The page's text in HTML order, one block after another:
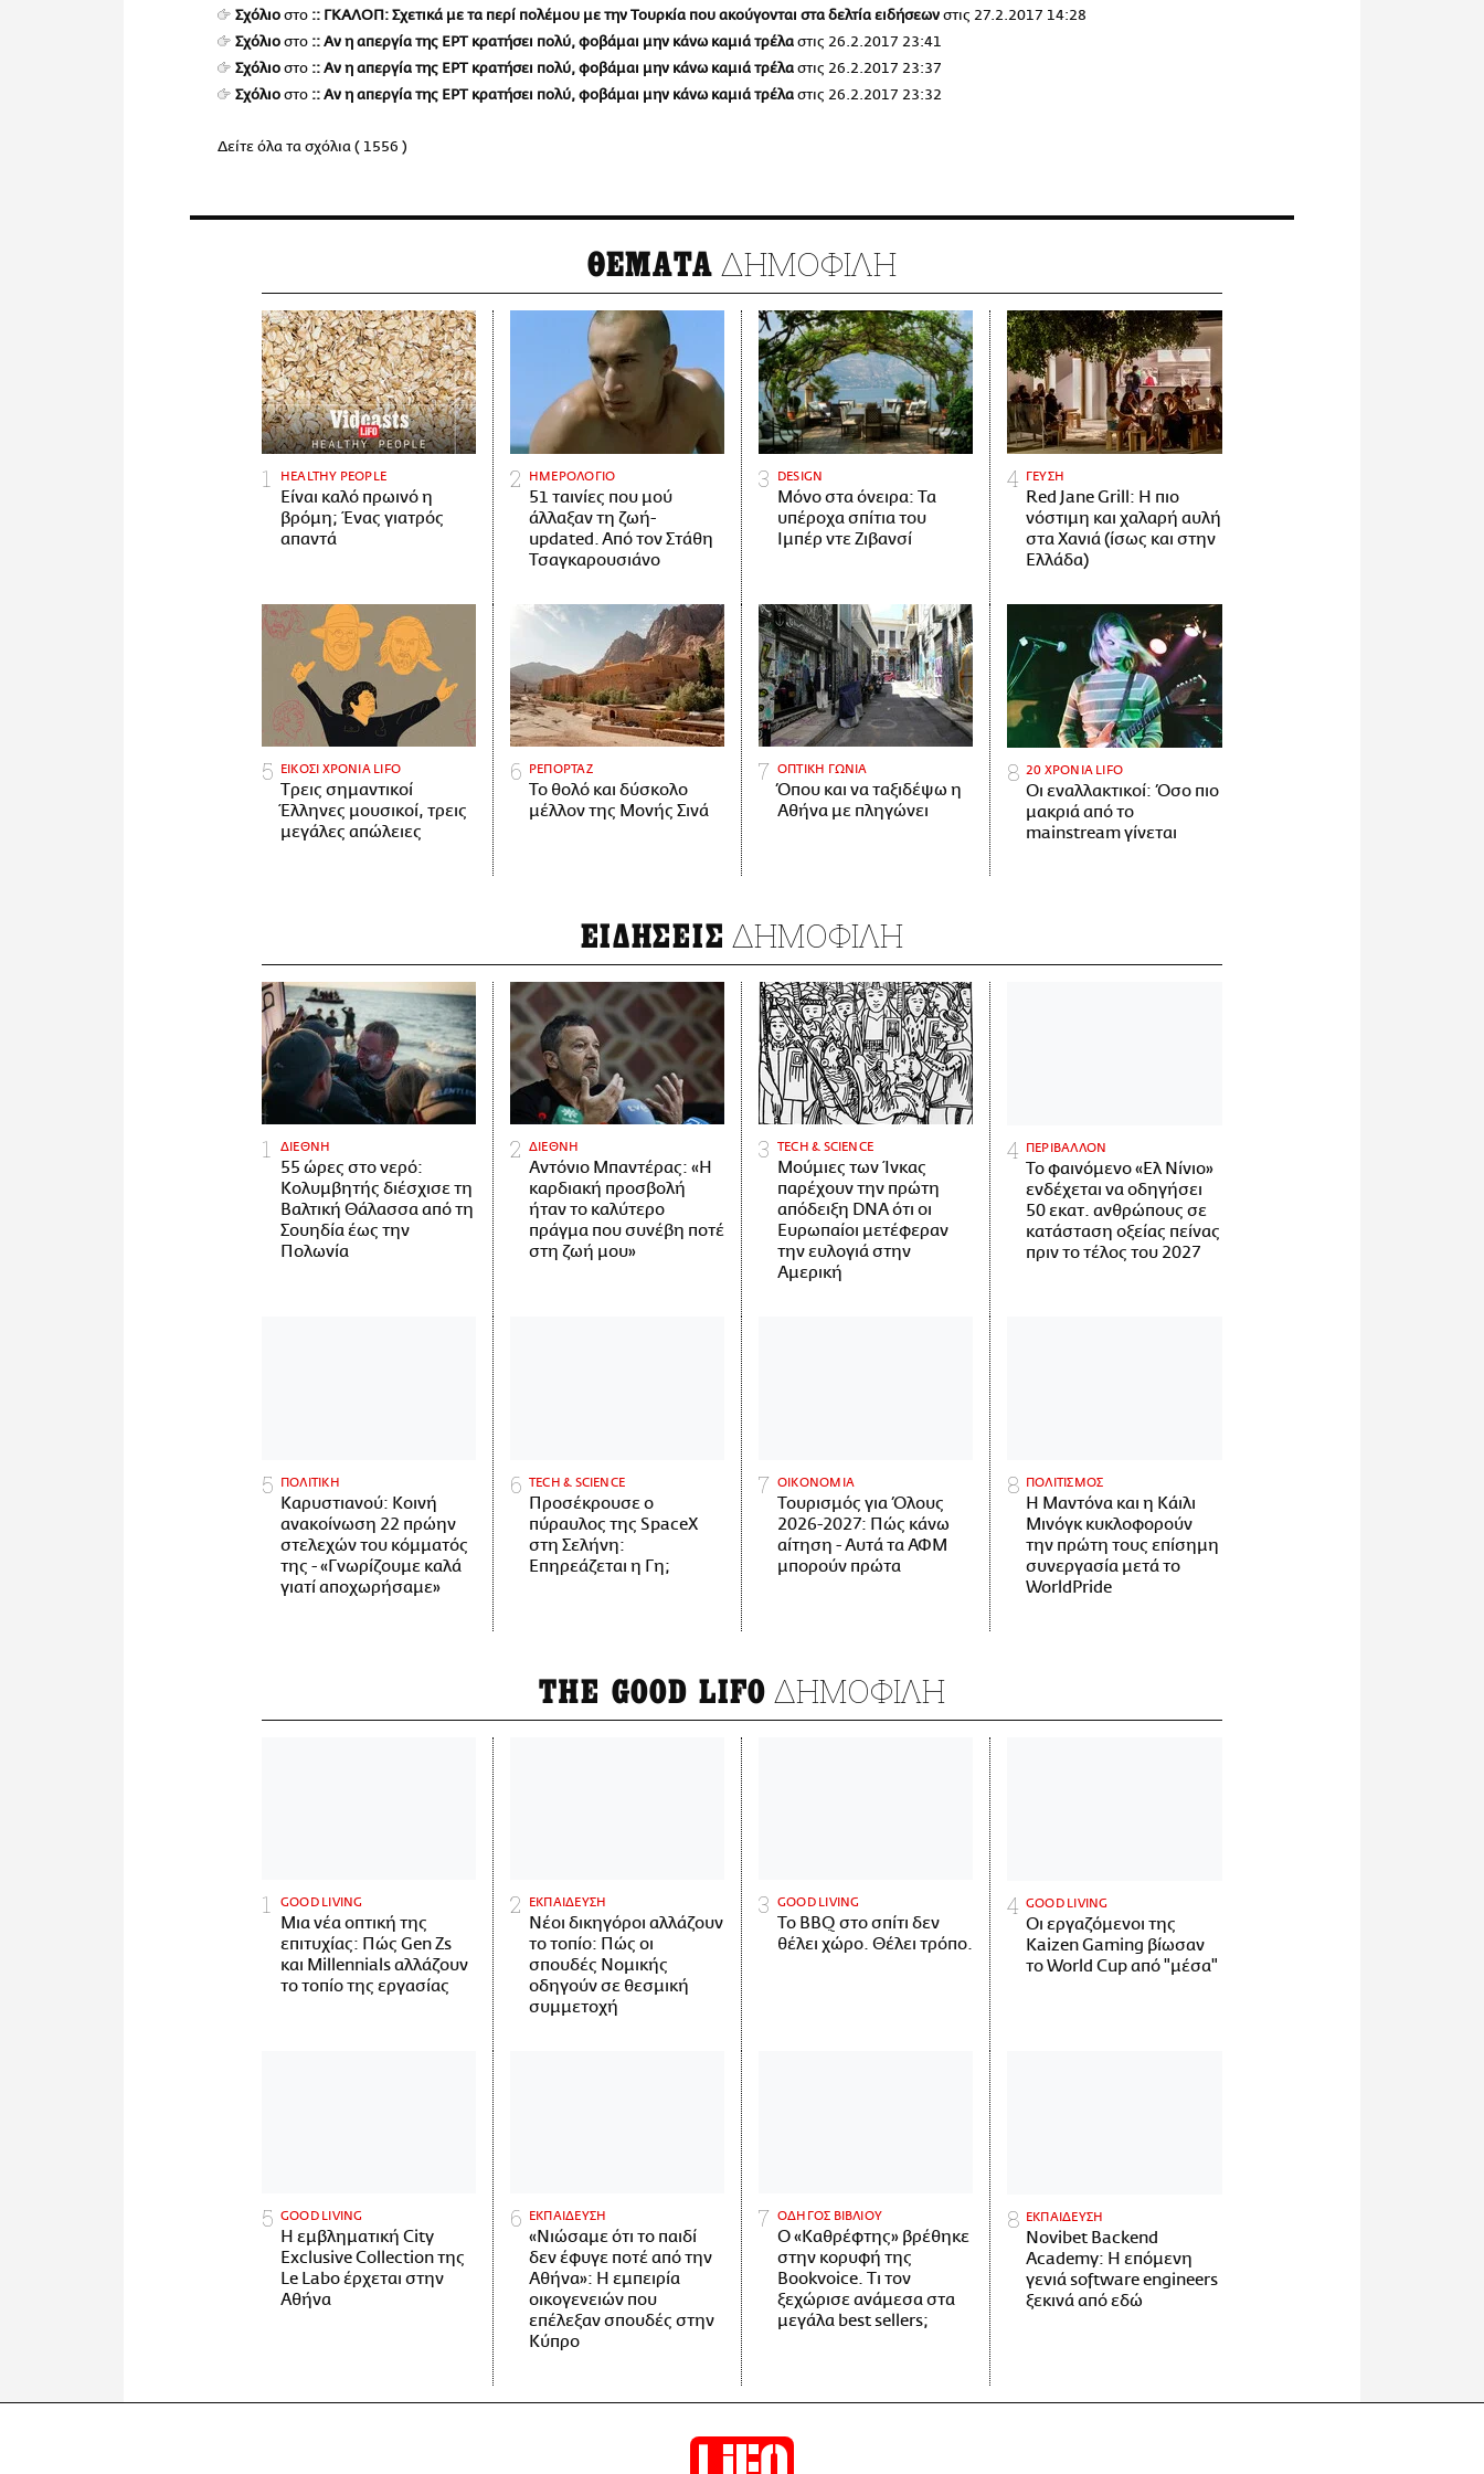
Σχόλιοστο :: ΓΚΑΛΟΠ: Σχετικά με τα περί πολέμου με την Τουρκία που ακούγονται στα δελτία ειδήσεωνστις 27.2.2017 14:28
Σχόλιοστο :: Αν η απεργία της ΕΡΤ κρατήσει πολύ, φοβάμαι μην κάνω καμιά τρέλαστις 26.2.2017 23:41
Σχόλιοστο :: Αν η απεργία της ΕΡΤ κρατήσει πολύ, φοβάμαι μην κάνω καμιά τρέλαστις 26.2.2017 23:37
Σχόλιοστο :: Αν η απεργία της ΕΡΤ κρατήσει πολύ, φοβάμαι μην κάνω καμιά τρέλαστις 26.2.2017 23:32
Δείτε όλα τα σχόλια ( 1556 )
ΘΕΜΑΤΑ ΔΗΜΟΦΙΛΗ
HEALTHY PEOPLE
Είναι καλό πρωινό η
βρόμη; Ένας γιατρός
απαντά
ΗΜΕΡΟΛΟΓΙΟ
51 ταινίες που μού
άλλαξαν τη ζωή-
updated. Aπό τον Στάθη
Τσαγκαρουσιάνο
DESIGN
Μόνο στα όνειρα: Τα
υπέροχα σπίτια του
Ιμπέρ ντε Ζιβανσί
ΓΕΥΣΗ
Red Jane Grill: Η πιο
νόστιμη και χαλαρή αυλή
στα Χανιά (ίσως και στην
Ελλάδα)
ΕΙΚΟΣΙ ΧΡΟΝΙΑ LIFO
Tρεις σημαντικοί
Έλληνες μουσικοί, τρεις
μεγάλες απώλειες
ΡΕΠΟΡΤΑΖ
Το θολό και δύσκολο
μέλλον της Μονής Σινά
ΟΠΤΙΚΗ ΓΩΝΙΑ
Όπου και να ταξιδέψω η
Αθήνα με πληγώνει
20 ΧΡΟΝΙΑ LIFO
Οι εναλλακτικοί: Όσο πιο
μακριά από το
mainstream γίνεται
ΕΙΔΗΣΕΙΣ ΔΗΜΟΦΙΛΗ
ΔΙΕΘΝΗ
55 ώρες στο νερό:
Κολυμβητής διέσχισε τη
Βαλτική Θάλασσα από τη
Σουηδία έως την
Πολωνία
ΔΙΕΘΝΗ
Αντόνιο Μπαντέρας: «Η
καρδιακή προσβολή
ήταν το καλύτερο
πράγμα που συνέβη ποτέ
στη ζωή μου»
ΤECH & SCIENCE
Μούμιες των Ίνκας
παρέχουν την πρώτη
απόδειξη DNA ότι οι
Ευρωπαίοι μετέφεραν
την ευλογιά στην
Αμερική
ΠΕΡΙΒΑΛΛΟΝ
Το φαινόμενο «Ελ Νίνιο»
ενδέχεται να οδηγήσει
50 εκατ. ανθρώπους σε
κατάσταση οξείας πείνας
πριν το τέλος του 2027
ΠΟΛΙΤΙΚΗ
Καρυστιανού: Κοινή
ανακοίνωση 22 πρώην
στελεχών του κόμματός
της - «Γνωρίζουμε καλά
γιατί αποχωρήσαμε»
ΤECH & SCIENCE
Προσέκρουσε ο
πύραυλος της SpaceX
στη Σελήνη:
Επηρεάζεται η Γη;
ΟΙΚΟΝΟΜΙΑ
Τουρισμός για Όλους
2026-2027: Πώς κάνω
αίτηση - Αυτά τα ΑΦΜ
μπορούν πρώτα
ΠΟΛΙΤΙΣΜΟΣ
Η Μαντόνα και η Κάιλι
Μινόγκ κυκλοφορούν
την πρώτη τους επίσημη
συνεργασία μετά το
WorldPride
THE GOOD LIFO ΔΗΜΟΦΙΛΗ
GOOD LIVING
Μια νέα οπτική της
επιτυχίας: Πώς Gen Zs
και Millennials αλλάζουν
το τοπίο της εργασίας
ΕΚΠΑΙΔΕΥΣΗ
Νέοι δικηγόροι αλλάζουν
το τοπίο: Πώς οι
σπουδές Νομικής
οδηγούν σε θεσμική
συμμετοχή
GOOD LIVING
Το BBQ στο σπίτι δεν
θέλει χώρο. Θέλει τρόπο.
GOOD LIVING
Οι εργαζόμενοι της
Kaizen Gaming βίωσαν
το World Cup από "μέσα"
GOOD LIVING
Η εμβληματική City
Exclusive Collection της
Le Labo έρχεται στην
Αθήνα
ΕΚΠΑΙΔΕΥΣΗ
«Νιώσαμε ότι το παιδί
δεν έφυγε ποτέ από την
Αθήνα»: Η εμπειρία
οικογενειών που
επέλεξαν σπουδές στην
Κύπρο
ΟΔΗΓΟΣ ΒΙΒΛΙΟΥ
Ο «Καθρέφτης» βρέθηκε
στην κορυφή της
Bookvoice. Τι τον
ξεχώρισε ανάμεσα στα
μεγάλα best sellers;
ΕΚΠΑΙΔΕΥΣΗ
Novibet Backend
Academy: Η επόμενη
γενιά software engineers
ξεκινά από εδώ